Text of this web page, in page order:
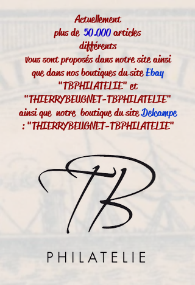
Actuellement
plus de50.000articles
différents
vous sont proposés dans notre site ainsi
que dans nos boutiques du siteEbay
"TBPHILATELIE" et
"THIERRYBEUGNET-TBPHILATELIE"
ainsi que notre boutique du siteDelcampe
: "THIERRYBEUGNET-TBPHILATELIE"